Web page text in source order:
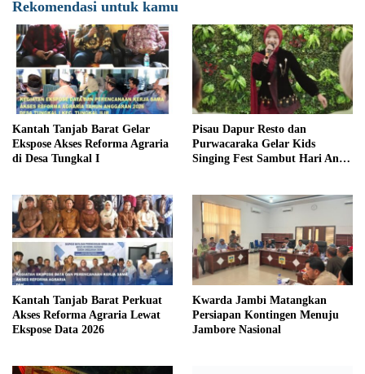
Rekomendasi untuk kamu
Kantah Tanjab Barat Gelar
Ekspose Akses Reforma Agraria
di Desa Tungkal I
Pisau Dapur Resto dan
Purwacaraka Gelar Kids
Singing Fest Sambut Hari Anak
Kantah Tanjab Barat Perkuat
Akses Reforma Agraria Lewat
Ekspose Data 2026
Kwarda Jambi Matangkan
Persiapan Kontingen Menuju
Jambore Nasional